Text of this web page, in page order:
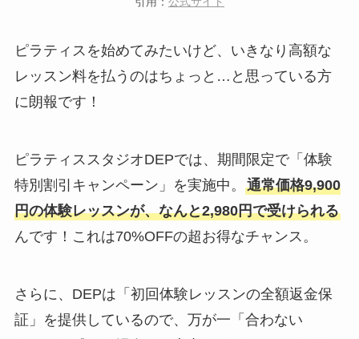
ピラティスを始めてみたいけど、いきなり高額な
レッスン料を払うのはちょっと…と思っている方
に朗報です！
ピラティススタジオDEPでは、期間限定で「体験
特別割引キャンペーン」を実施中。 通常価格9,900
円の体験レッスンが、なんと2,980円で受けられる
んです！これは70%OFFの超お得なチャンス。
さらに、DEPは「初回体験レッスンの全額返金保
証」を提供しているので、万が一「合わない